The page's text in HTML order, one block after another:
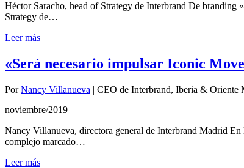
Héctor Saracho, head of Strategy de Interbrand De branding
Strategy de…
Leer más
«Será necesario impulsar Iconic
PorNancy Villanueva | CEO de Interbrand, Iberia & Oriente
noviembre/2019
Nancy Villanueva, directora general de Interbrand Madrid En
complejo marcado…
Leer más